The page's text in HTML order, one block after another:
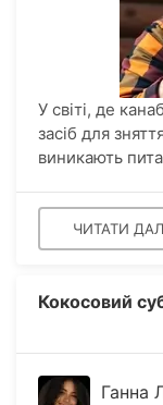
У світі, де
засіб для
виникають
ЧИТАТИ
Кокосовий
Ганна